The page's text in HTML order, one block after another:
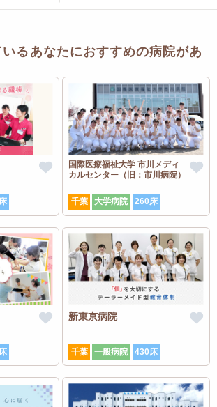
るあなたにおすすめの病院があ
国際医療福祉大学 市川メディ
カルセンター（旧：市川病院）
千葉 大学病院 260床
新東京病院
千葉 一般病院 430床